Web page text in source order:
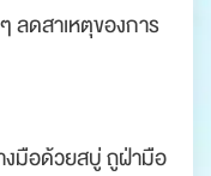
ลดสาเหตุของการ
งมือด้วยสบู่ ถูฝ่ามือ